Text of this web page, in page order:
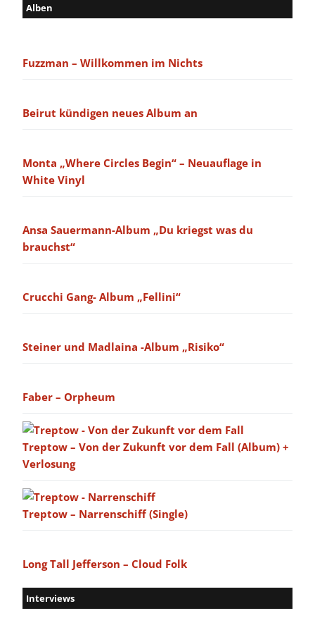
Alben
Fuzzman – Willkommen im Nichts
Beirut kündigen neues Album an
Monta „Where Circles Begin“ – Neuauflage in
White Vinyl
Ansa Sauermann-Album „Du kriegst was du
brauchst“
Crucchi Gang- Album „Fellini“
Steiner und Madlaina -Album „Risiko“
Faber – Orpheum
Treptow – Von der Zukunft vor dem Fall (Album) +
Verlosung
Treptow – Narrenschiff (Single)
Long Tall Jefferson – Cloud Folk
Interviews